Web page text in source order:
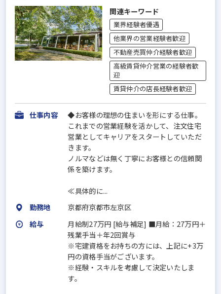
関連キーワード
業界経験者優遇
他業界の営業経験者歓迎
不動産売買仲介経験者歓迎
高級賃貸仲介営業の経験者歓
迎
賃貸仲介の店長経験者歓迎
仕事内容
◆お客様の理想の住まいを形にする仕事。
これまでの営業経験を活かして、注文住宅
営業としてキャリアをスタートしていただ
きます。
ノルマなどは無く丁寧にお客様との信頼関
係を築けます。
≪具体的に...
勤務地
京都府京都市左京区
給与
月給制27万円 [給与補足] ■月給：27万円＋
残業手当＋年2回賞与
※宅建資格をお持ちの方には、上記に+3万
円の資格手当がございます。
※経験・スキルを考慮して決定いたしま
す。